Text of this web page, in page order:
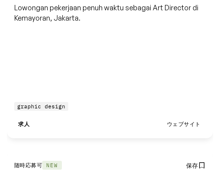
Lowongan pekerjaan penuh waktu sebagai Art Director di
Kemayoran, Jakarta.
graphic design
求人 ウェブサイト
随時応募可 NEW 保存